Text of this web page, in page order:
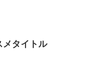
メタイトル